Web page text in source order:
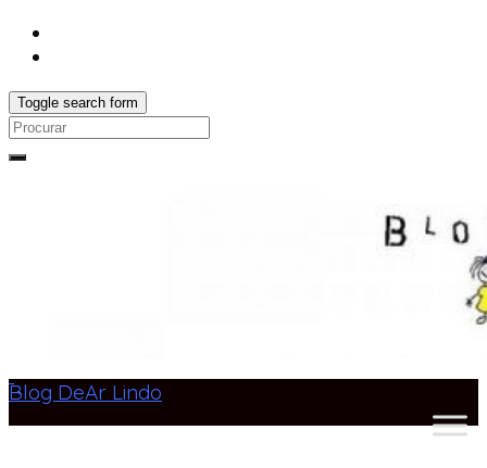
Toggle search form
Search
Blog DeAr Lindo